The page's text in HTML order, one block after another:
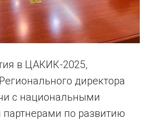
в ЦАКИК-2025,
директора
с национальными
партнерами по развитию